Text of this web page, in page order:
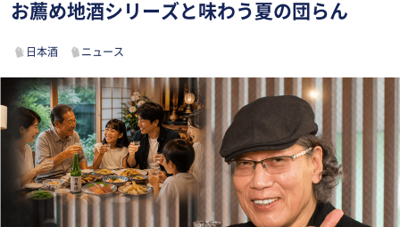
お薦め地酒シリーズと味わう夏の団らん
日本酒 ニュース